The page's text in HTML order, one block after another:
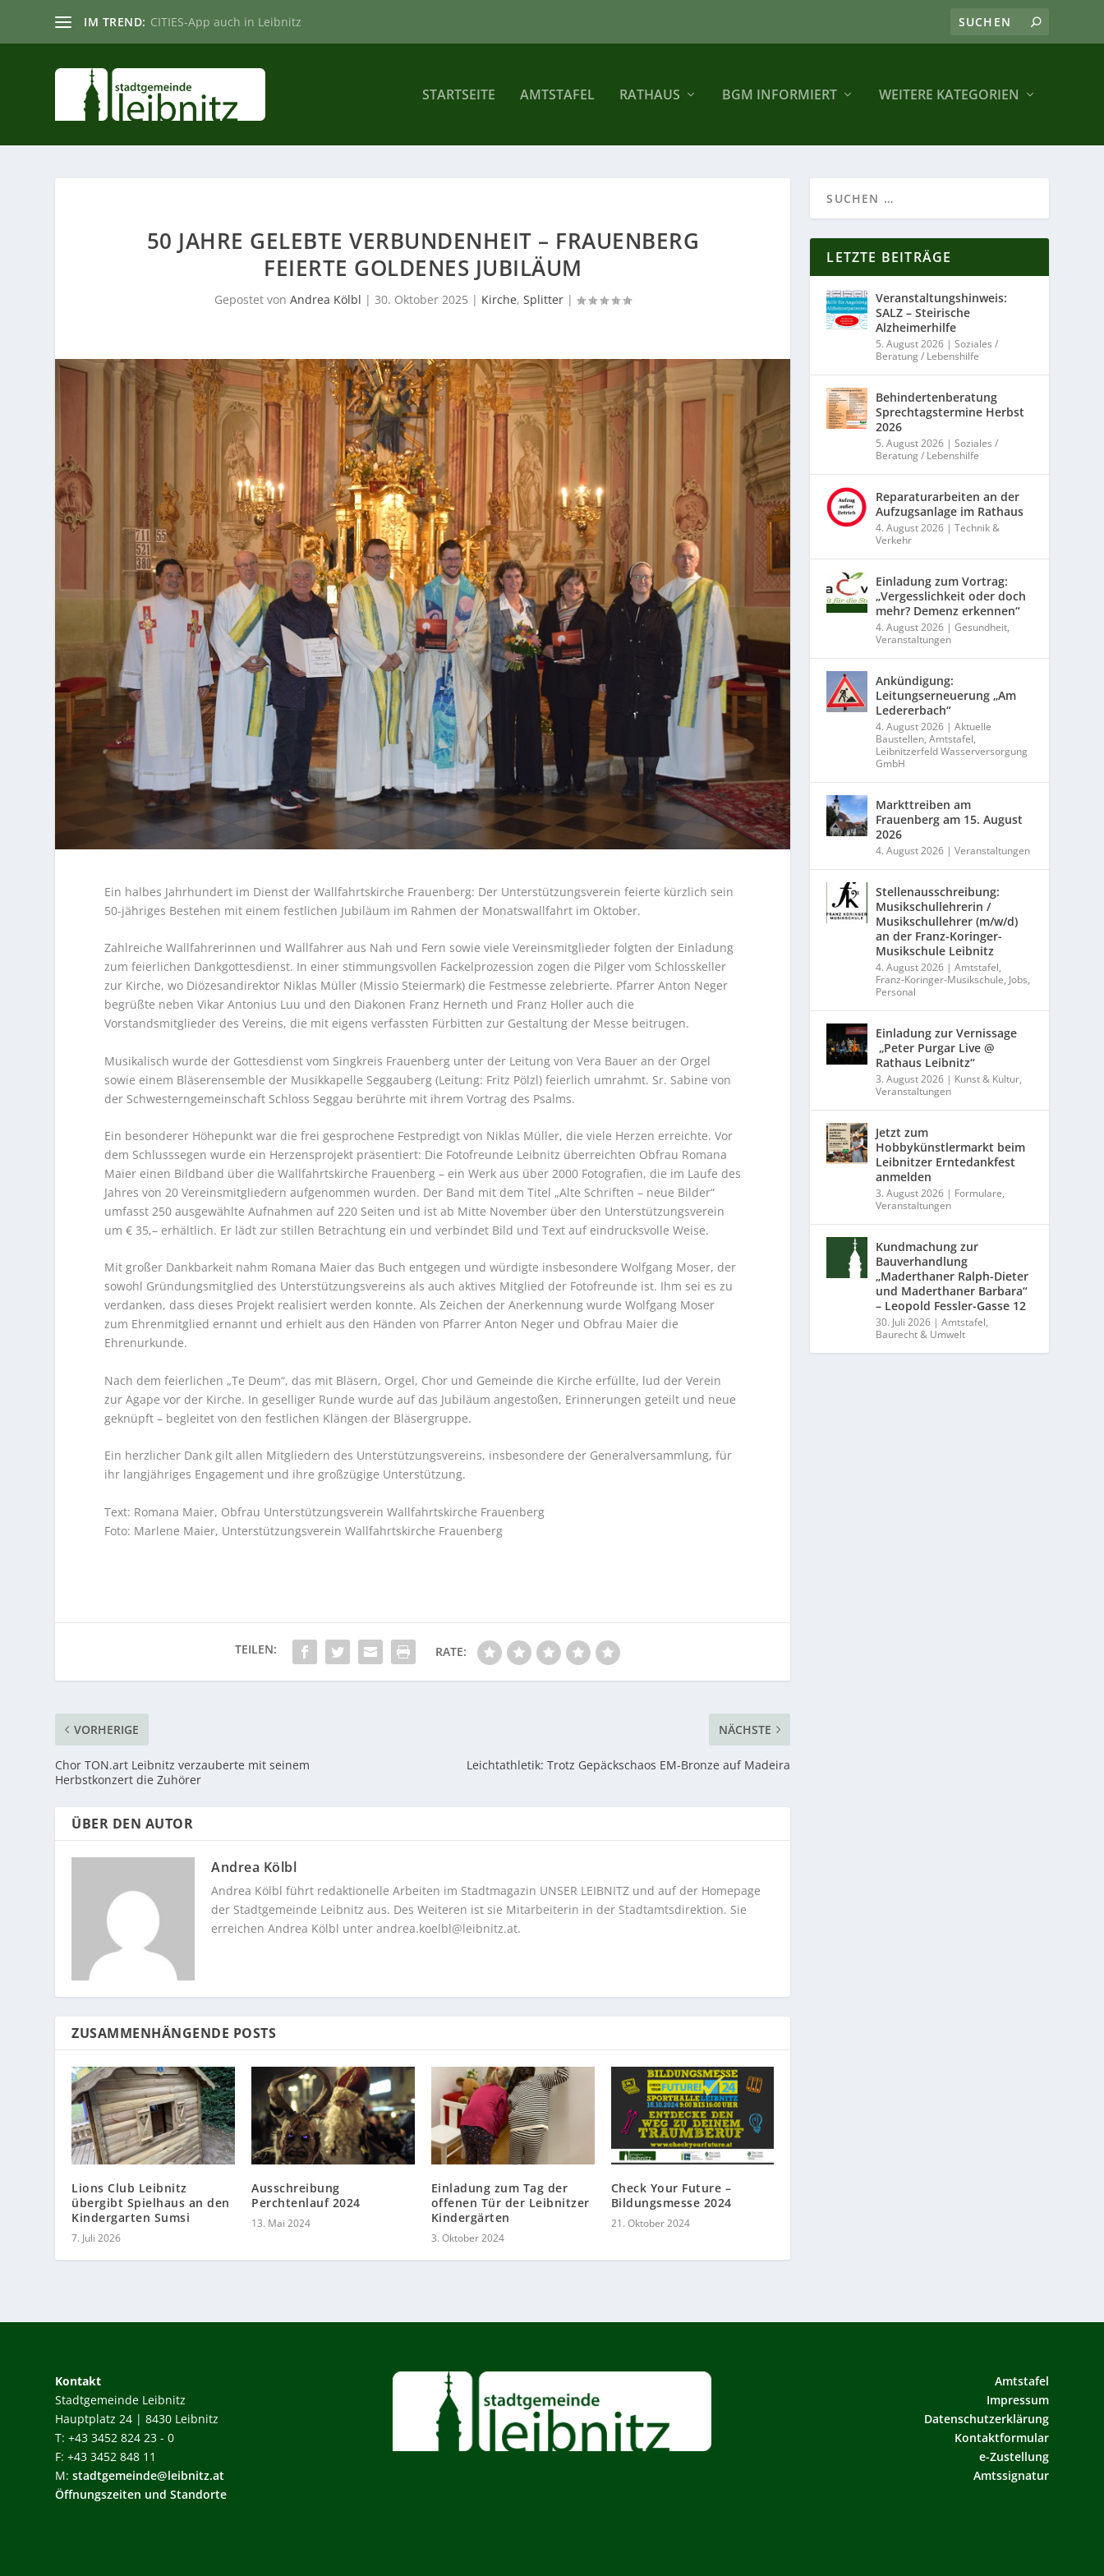
IM TREND: CITIES-App auch in Leibnitz
STARTSEITE AMTSTAFEL RATHAUS BGM INFORMIERT WEITERE KATEGORIEN
50 JAHRE GELEBTE VERBUNDENHEIT – FRAUENBERG
FEIERTE GOLDENES JUBILÄUM
Gepostet vonAndrea Kölbl |30. Oktober 2025 | Kirche,Splitter |
Ein halbes Jahrhundert im Dienst der Wallfahrtskirche Frauenberg: Der Unterstützungsverein feierte kürzlich sein
50-jähriges Bestehen mit einem festlichen Jubiläum im Rahmen der Monatswallfahrt im Oktober.
Zahlreiche Wallfahrerinnen und Wallfahrer aus Nah und Fern sowie viele Vereinsmitglieder folgten der Einladung
zum feierlichen Dankgottesdienst. In einer stimmungsvollen Fackelprozession zogen die Pilger vom Schlosskeller
zur Kirche, wo Diözesandirektor Niklas Müller (Missio Steiermark) die Festmesse zelebrierte. Pfarrer Anton Neger
begrüßte neben Vikar Antonius Luu und den Diakonen Franz Herneth und Franz Holler auch die
Vorstandsmitglieder des Vereins, die mit eigens verfassten Fürbitten zur Gestaltung der Messe beitrugen.
Musikalisch wurde der Gottesdienst vom Singkreis Frauenberg unter der Leitung von Vera Bauer an der Orgel
sowie einem Bläserensemble der Musikkapelle Seggauberg (Leitung: Fritz Pölzl) feierlich umrahmt. Sr. Sabine von
der Schwesterngemeinschaft Schloss Seggau berührte mit ihrem Vortrag des Psalms.
Ein besonderer Höhepunkt war die frei gesprochene Festpredigt von Niklas Müller, die viele Herzen erreichte. Vor
dem Schlusssegen wurde ein Herzensprojekt präsentiert: Die Fotofreunde Leibnitz überreichten Obfrau Romana
Maier einen Bildband über die Wallfahrtskirche Frauenberg – ein Werk aus über 2000 Fotografien, die im Laufe des
Jahres von 20 Vereinsmitgliedern aufgenommen wurden. Der Band mit dem Titel „Alte Schriften – neue Bilder“
umfasst 250 ausgewählte Aufnahmen auf 220 Seiten und ist ab Mitte November über den Unterstützungsverein
um € 35,– erhältlich. Er lädt zur stillen Betrachtung ein und verbindet Bild und Text auf eindrucksvolle Weise.
Mit großer Dankbarkeit nahm Romana Maier das Buch entgegen und würdigte insbesondere Wolfgang Moser, der
sowohl Gründungsmitglied des Unterstützungsvereins als auch aktives Mitglied der Fotofreunde ist. Ihm sei es zu
verdanken, dass dieses Projekt realisiert werden konnte. Als Zeichen der Anerkennung wurde Wolfgang Moser
zum Ehrenmitglied ernannt und erhielt aus den Händen von Pfarrer Anton Neger und Obfrau Maier die
Ehrenurkunde.
Nach dem feierlichen „Te Deum“, das mit Bläsern, Orgel, Chor und Gemeinde die Kirche erfüllte, lud der Verein
zur Agape vor der Kirche. In geselliger Runde wurde auf das Jubiläum angestoßen, Erinnerungen geteilt und neue
geknüpft – begleitet von den festlichen Klängen der Bläsergruppe.
Ein herzlicher Dank gilt allen Mitgliedern des Unterstützungsvereins, insbesondere der Generalversammlung, für
ihr langjähriges Engagement und ihre großzügige Unterstützung.
Text: Romana Maier, Obfrau Unterstützungsverein Wallfahrtskirche Frauenberg
Foto: Marlene Maier, Unterstützungsverein Wallfahrtskirche Frauenberg
RATE:
VORHERIGE
Chor TON.art Leibnitz verzauberte mit seinem
Herbstkonzert die Zuhörer
NÄCHSTE
Leichtathletik: Trotz Gepäckschaos EM-Bronze auf Madeira
ÜBER DEN AUTOR
Andrea Kölbl
Andrea Kölbl führt redaktionelle Arbeiten im Stadtmagazin UNSER LEIBNITZ und auf der Homepage
der Stadtgemeinde Leibnitz aus. Des Weiteren ist sie Mitarbeiterin in der Stadtamtsdirektion. Sie
erreichen Andrea Kölbl unterandrea.koelbl@leibnitz.at.
ZUSAMMENHÄNGENDE POSTS
Lions Club Leibnitz
übergibt Spielhaus an den
Kindergarten Sumsi
7. Juli 2026
Ausschreibung
Perchtenlauf 2024
13. Mai 2024
Einladung zum Tag der
offenen Tür der Leibnitzer
Kindergärten
3. Oktober 2024
Check Your Future –
Bildungsmesse 2024
21. Oktober 2024
LETZTE BEITRÄGE
Veranstaltungshinweis:
SALZ – Steirische
Alzheimerhilfe
5. August 2026 |Soziales /
Beratung / Lebenshilfe
Behindertenberatung
Sprechtagstermine Herbst
2026
5. August 2026 |Soziales /
Beratung / Lebenshilfe
Reparaturarbeiten an der
Aufzugsanlage im Rathaus
4. August 2026 |Technik &
Verkehr
Einladung zum Vortrag:
„Vergesslichkeit oder doch
mehr? Demenz erkennen“
4. August 2026 |Gesundheit,
Veranstaltungen
Ankündigung:
Leitungserneuerung „Am
Ledererbach“
4. August 2026 |Aktuelle
Baustellen,Amtstafel,
Leibnitzerfeld Wasserversorgung
GmbH
Markttreiben am
Frauenberg am 15. August
2026
4. August 2026 |Veranstaltungen
Stellenausschreibung:
Musikschullehrerin /
Musikschullehrer (m/w/d)
an der Franz-Koringer-
Musikschule Leibnitz
4. August 2026 |Amtstafel,
Franz-Koringer-Musikschule, Jobs,
Personal
Einladung zur Vernissage
„Peter Purgar Live @
Rathaus Leibnitz“
3. August 2026 | Kunst & Kultur,
Veranstaltungen
Jetzt zum
Hobbykünstlermarkt beim
Leibnitzer Erntedankfest
anmelden
3. August 2026 | Formulare,
Veranstaltungen
Kundmachung zur
Bauverhandlung
„Maderthaner Ralph-Dieter
und Maderthaner Barbara“
– Leopold Fessler-Gasse 12
30. Juli 2026 |Amtstafel,
Baurecht & Umwelt
Kontakt
Stadtgemeinde Leibnitz
Hauptplatz 24 | 8430 Leibnitz
T: +43 3452 824 23 - 0
F: +43 3452 848 11
M:stadtgemeinde@leibnitz.at
Öffnungszeiten und Standorte
Amtstafel
Impressum
Datenschutzerklärung
Kontaktformular
e-Zustellung
Amtssignatur